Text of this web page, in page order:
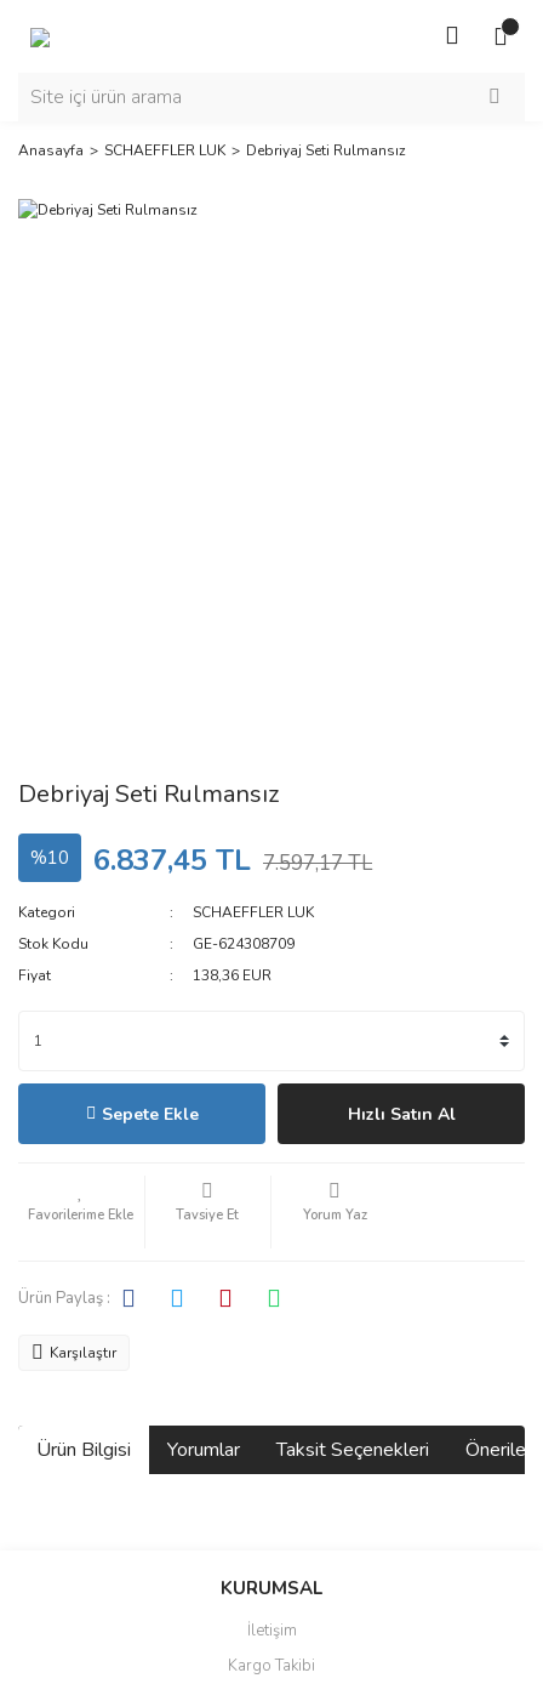
Anasayfa SCHAEFFLER LUK Debriyaj Seti Rulmansız
Debriyaj Seti Rulmansız
%10 6.837,45 TL 7.597,17 TL
Kategori
SCHAEFFLER LUK
Stok Kodu
GE-624308709
Fiyat
138,36 EUR
Sepete Ekle Hızlı Satın Al
Tavsiye Et Yorum Yaz
Ürün Paylaş :
Karşılaştır
Ürün Bilgisi Yorumlar Taksit Seçenekleri
Bu ürüne ilk yorumu siz yapın!
Ürün resmi kalitesiz, bozuk veya görüntülenemiyor.
KURUMSAL
İletişim
Kargo Takibi